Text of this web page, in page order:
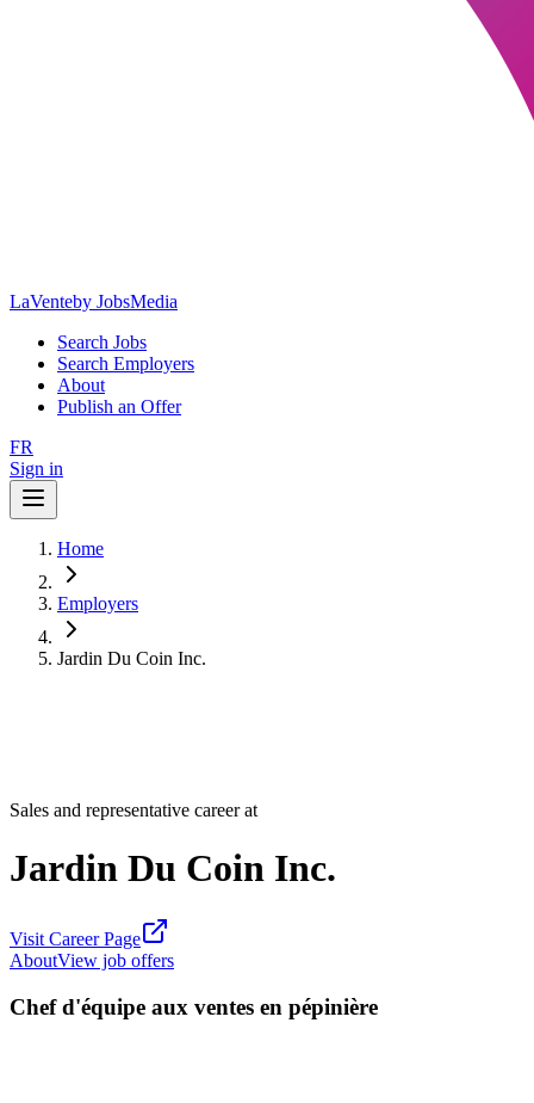
LaVenteby JobsMedia
Search Jobs
Search Employers
About
Publish an Offer
FR
Sign in
Home
Employers
Jardin Du Coin Inc.
Sales and representative career at
Jardin Du Coin Inc.
Visit Career Page
AboutView job offers
Chef d'équipe aux ventes en pépinière